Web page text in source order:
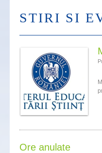
STIRI SI
Ore anulate